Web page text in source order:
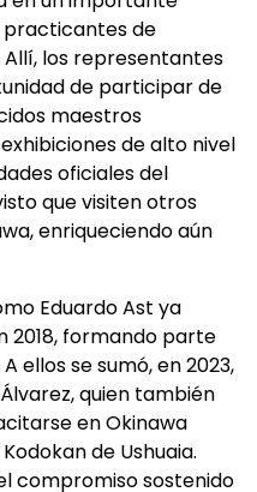
practicantes de
los representantes
de participar de
maestros
de alto nivel
oficiales del
que visiten otros
enriqueciendo aún
Eduardo Ast ya
2018, formando parte
ellos se sumó, en 2023,
quien también
en Okinawa
de Ushuaia.
compromiso sostenido